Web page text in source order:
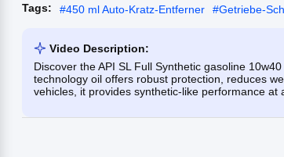
Tags: #450 ml Auto-Kratz-Entferner #Getriebe-
Video Description:
Discover the API SL Full Synthetic gasoline
technology oil offers robust protection, reduces
vehicles, it provides synthetic-like performance at